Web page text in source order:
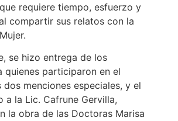
requiere tiempo, esfuerzo y
compartir sus relatos con la
se hizo entrega de los
quienes participaron en el
dos menciones especiales, y el
a la Lic. Cafrune Gervilla,
la obra de las Doctoras Marisa